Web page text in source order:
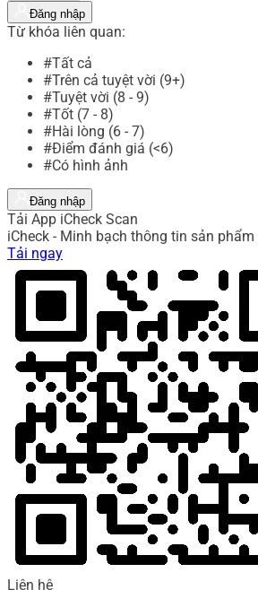
Đăng nhập
Từ khóa liên quan:
#Tất cả
#Trên cả tuyệt vời (9+)
#Tuyệt vời (8 - 9)
#Tốt (7 - 8)
#Hài lòng (6 - 7)
#Điểm đánh giá (<6)
#Có hình ảnh
Đăng nhập
Tải App iCheck Scan
iCheck - Minh bạch thông tin sản
Tải ngay
Liên hệ